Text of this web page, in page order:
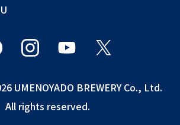
UMENOYADO BREWERY Co., Ltd.
All rights reserved.